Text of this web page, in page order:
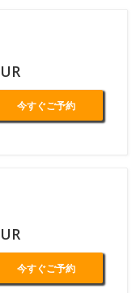
今すぐご予約
今すぐご予約